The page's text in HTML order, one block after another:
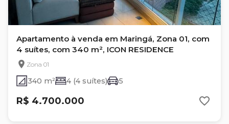
Apartamento à venda em Maringá, Zona 01, com
4 suítes, com 340 m², ICON RESIDENCE
Zona 01
340 m² 4 (4 suítes) 5
R$ 4.700.000